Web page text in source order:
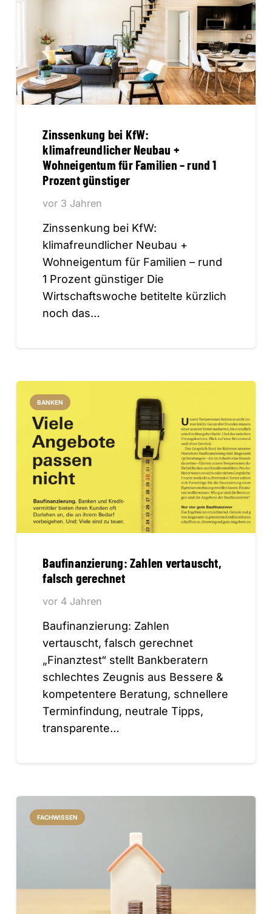
Zinssenkung bei KfW:
klimafreundlicher Neubau +
Wohneigentum für Familien – rund 1
Prozent günstiger
vor 3 Jahren
Zinssenkung bei KfW:
klimafreundlicher Neubau +
Wohneigentum für Familien – rund
1 Prozent günstiger Die
Wirtschaftswoche betitelte kürzlich
noch das…
BANKEN
Baufinanzierung: Zahlen vertauscht,
falsch gerechnet
vor 4 Jahren
Baufinanzierung: Zahlen
vertauscht, falsch gerechnet
„Finanztest“ stellt Bankberatern
schlechtes Zeugnis aus Bessere &
kompetentere Beratung, schnellere
Terminfindung, neutrale Tipps,
transparente…
FACHWISSEN